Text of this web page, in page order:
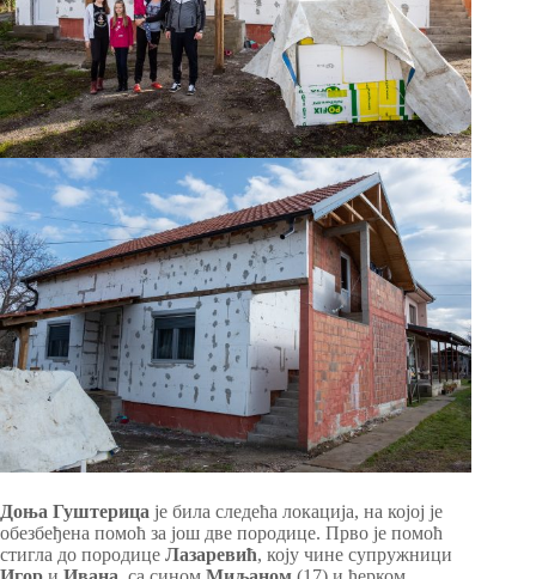
Доња Гуштерица је била следећа локација, на којој је
обезбеђена помоћ за још две породице. Прво је помоћ
стигла до породице Лазаревић, коју чине супружници